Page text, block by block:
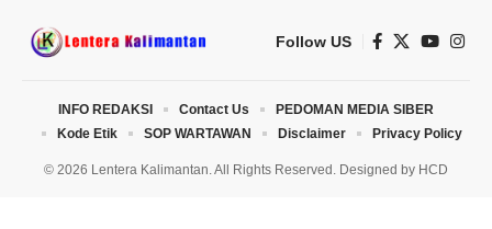
Follow US
© 2026 Lentera Kalimantan. All Rights Reserved. Designed by HCD
INFO REDAKSI Contact Us
PEDOMAN MEDIA SIBER
Kode Etik
SOP WARTAWAN Disclaimer Privacy Policy